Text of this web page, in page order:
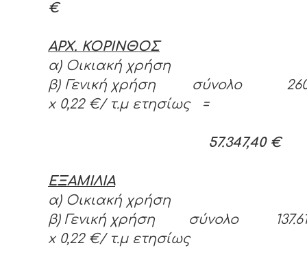
€
ΑΡΧ. ΚΟΡΙΝΘΟΣ
α) Οικιακή χρήση
β) Γενική χρήση σύνολο
x 0,22 €/ τ.μ ετησίως =
57.347,40 €
ΕΞΑΜΙΛΙΑ
α) Οικιακή χρήση
β) Γενική χρήση σύνολο
x 0,22 €/ τ.μ ετησίως